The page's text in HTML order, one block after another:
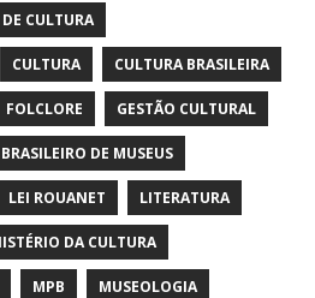
CULTURA
CULTURA CULTURA BRASILEIRA
FOLCLORE GESTÃO CULTURAL
DE MUSEUS
LEI ROUANET LITERATURA
DA CULTURA
MPB MUSEOLOGIA